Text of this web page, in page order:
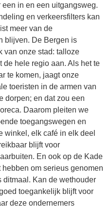
in en een uitgangsweg.
en verkeersfilters kan
meer van de
blijven. De Bergen is
van onze stad: talloze
de hele regio aan. Als het te
te komen, jaagt onze
toeristen in de armen van
dorpen; en dat zou een
Daarom pleiten we
toegangswegen en
winkel, elk café in elk deel
blijft voor
En ook op de Kade
om serieus genomen
ditmaal. Kan de wethouder
toegankelijk blijft voor
deze ondernemers